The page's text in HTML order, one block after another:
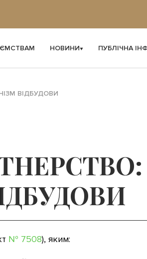
НОВИНИ ПУБЛІЧНА
ВІДБУДОВИ
№ 7508), яким: